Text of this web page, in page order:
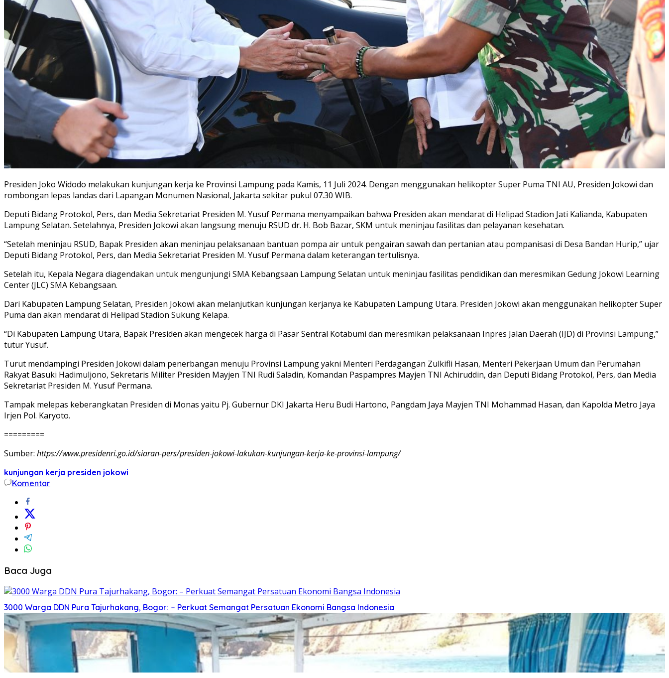
Presiden Joko Widodo melakukan kunjungan kerja ke Provinsi Lampung pada Kamis, 11 Juli 2024. Dengan menggunakan helikopter Super Puma TNI AU, Presiden Jokowi dan
rombongan lepas landas dari Lapangan Monumen Nasional, Jakarta sekitar pukul 07.30 WIB.
Deputi Bidang Protokol, Pers, dan Media Sekretariat Presiden M. Yusuf Permana menyampaikan bahwa Presiden akan mendarat di Helipad Stadion Jati Kalianda, Kabupaten
Lampung Selatan. Setelahnya, Presiden Jokowi akan langsung menuju RSUD dr. H. Bob Bazar, SKM untuk meninjau fasilitas dan pelayanan kesehatan.
“Setelah meninjau RSUD, Bapak Presiden akan meninjau pelaksanaan bantuan pompa air untuk pengairan sawah dan pertanian atau pompanisasi di Desa Bandan Hurip,” ujar
Deputi Bidang Protokol, Pers, dan Media Sekretariat Presiden M. Yusuf Permana dalam keterangan tertulisnya.
Setelah itu, Kepala Negara diagendakan untuk mengunjungi SMA Kebangsaan Lampung Selatan untuk meninjau fasilitas pendidikan dan meresmikan Gedung Jokowi Learning
Center (JLC) SMA Kebangsaan.
Dari Kabupaten Lampung Selatan, Presiden Jokowi akan melanjutkan kunjungan kerjanya ke Kabupaten Lampung Utara. Presiden Jokowi akan menggunakan helikopter Super
Puma dan akan mendarat di Helipad Stadion Sukung Kelapa.
“Di Kabupaten Lampung Utara, Bapak Presiden akan mengecek harga di Pasar Sentral Kotabumi dan meresmikan pelaksanaan Inpres Jalan Daerah (IJD) di Provinsi Lampung,”
tutur Yusuf.
Turut mendampingi Presiden Jokowi dalam penerbangan menuju Provinsi Lampung yakni Menteri Perdagangan Zulkifli Hasan, Menteri Pekerjaan Umum dan Perumahan
Rakyat Basuki Hadimuljono, Sekretaris Militer Presiden Mayjen TNI Rudi Saladin, Komandan Paspampres Mayjen TNI Achiruddin, dan Deputi Bidang Protokol, Pers, dan Media
Sekretariat Presiden M. Yusuf Permana.
Tampak melepas keberangkatan Presiden di Monas yaitu Pj. Gubernur DKI Jakarta Heru Budi Hartono, Pangdam Jaya Mayjen TNI Mohammad Hasan, dan Kapolda Metro Jaya
Irjen Pol. Karyoto.
=========
Sumber: https://www.presidenri.go.id/siaran-pers/presiden-jokowi-lakukan-kunjungan-kerja-ke-provinsi-lampung/
kunjungan kerja presiden jokowi
Komentar
Baca Juga
3000 Warga DDN Pura Tajurhakang, Bogor: – Perkuat Semangat Persatuan Ekonomi Bangsa Indonesia